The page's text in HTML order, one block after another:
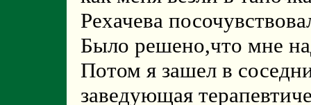
Рехачева
Было решено,что мне
Потом я зашел в
заведующая